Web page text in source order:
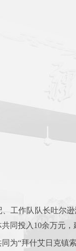
工作队队长吐尔
同投入10余万元
为“拜什艾日克镇